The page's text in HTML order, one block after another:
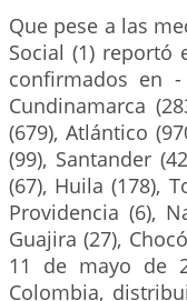
Que pese a las
Social (1) reportó
confirmados en
Cundinamarca
(679), Atlántico
(99), Santander
(67), Huila (178),
Providencia (6),
Guajira (27),
11 de mayo de
Colombia,